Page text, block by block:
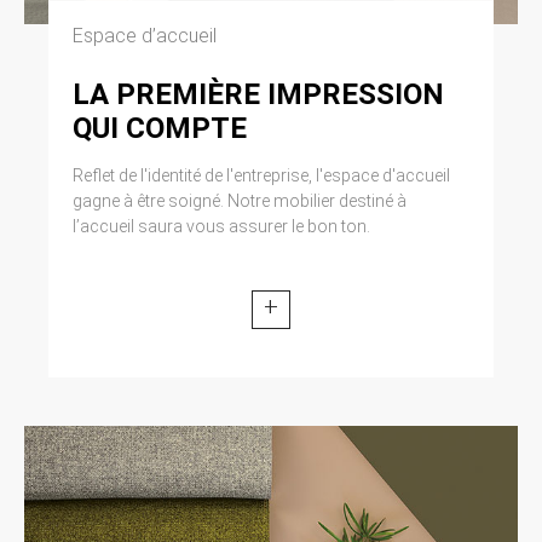
Espace d’accueil
LA PREMIÈRE IMPRESSION
QUI COMPTE
Reflet de l'identité de l'entreprise, l'espace d'accueil
gagne à être soigné. Notre mobilier destiné à
l’accueil saura vous assurer le bon ton.
+
relative à l’informatique, aux fichiers et aux
la confiance dans l’économie numérique.
11. LEXIQUE.
Utilisateur : Internaute se connectant, utilisant
le site susnommé. Informations personnelles :
« les informations qui permettent, sous quelque
auxquelles elles s’appliquent » (article 4 de la
loi n° 78-17 du 6 janvier 1978).